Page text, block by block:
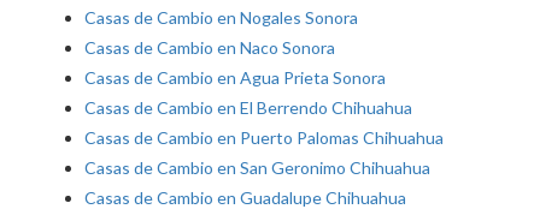
Casas de Cambio en Nogales Sonora
Casas de Cambio en Naco Sonora
Casas de Cambio en Agua Prieta Sonora
Casas de Cambio en El Berrendo Chihuahua
Casas de Cambio en Puerto Palomas Chihuahua
Casas de Cambio en San Geronimo Chihuahua
Casas de Cambio en Guadalupe Chihuahua